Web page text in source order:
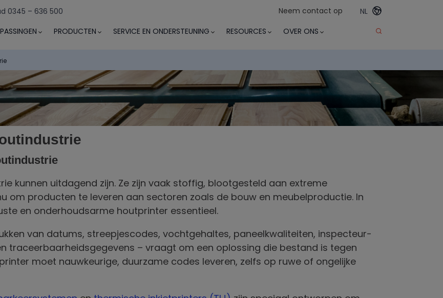
0345 – 636 500 Neem contact op
NL
PRODUCTEN SERVICE EN ONDERSTEUNING RESOURCES OVER ONS
kunnen uitdagend zijn. Ze zijn vaak stoffig, blootgesteld aan extreme
om producten te leveren aan sectoren zoals de bouw en meubelproductie. In
en onderhoudsarme houtprinter essentieel.
van datums, streepjescodes, vochtgehaltes, paneelkwaliteiten, inspecteur-
traceerbaarheidsgegevens – vraagt om een oplossing die bestand is tegen
moet nauwkeurige, duurzame codes leveren, zelfs op ruwe of ongelijke